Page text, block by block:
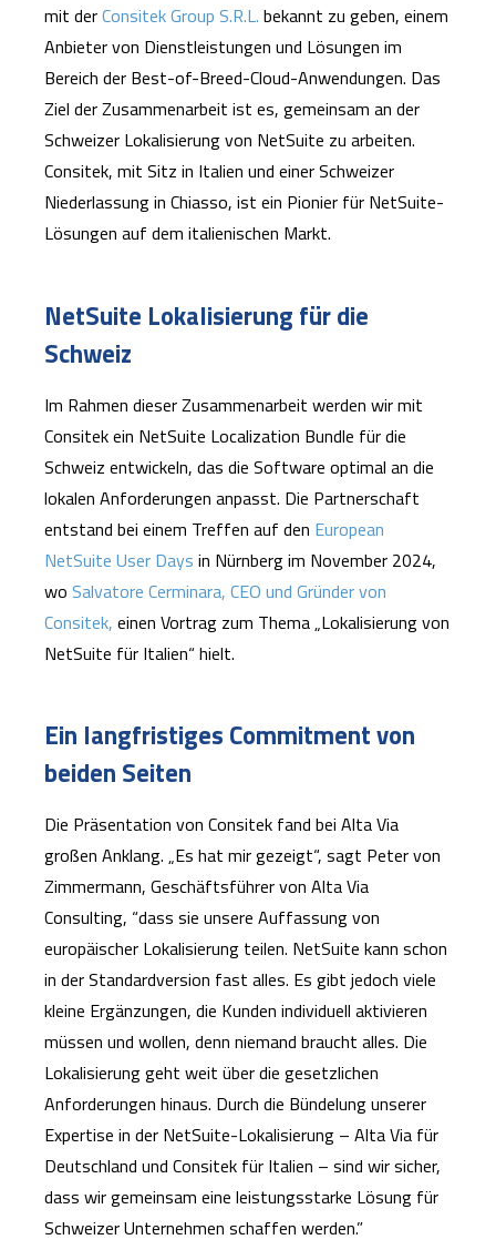
mit derConsitek Group S.R.L. bekannt zu geben, einem
Anbieter von Dienstleistungen und Lösungen im
Bereich der Best-of-Breed-Cloud-Anwendungen. Das
Ziel der Zusammenarbeit ist es, gemeinsam an der
Schweizer Lokalisierung von NetSuite zu arbeiten.
Consitek, mit Sitz in Italien und einer Schweizer
Niederlassung in Chiasso, ist ein Pionier für NetSuite-
Lösungen auf dem italienischen Markt.
NetSuite Lokalisierung für die
Schweiz
Im Rahmen dieser Zusammenarbeit werden wir mit
Consitek ein NetSuite Localization Bundle für die
Schweiz entwickeln, das die Software optimal an die
lokalen Anforderungen anpasst. Die Partnerschaft
entstand bei einem Treffen auf den European
NetSuite User Days in Nürnberg im November 2024,
wo Salvatore Cerminara, CEO und Gründer von
Consitek, einen Vortrag zum Thema „Lokalisierung von
NetSuite für Italien“ hielt.
Ein langfristiges Commitment von
beiden Seiten
Die Präsentation von Consitek fand bei Alta Via
großen Anklang. „Es hat mir gezeigt“, sagt Peter von
Zimmermann, Geschäftsführer von Alta Via
Consulting, “dass sie unsere Auffassung von
europäischer Lokalisierung teilen. NetSuite kann schon
in der Standardversion fast alles. Es gibt jedoch viele
kleine Ergänzungen, die Kunden individuell aktivieren
müssen und wollen, denn niemand braucht alles. Die
Lokalisierung geht weit über die gesetzlichen
Anforderungen hinaus. Durch die Bündelung unserer
Expertise in der NetSuite-Lokalisierung – Alta Via für
Deutschland und Consitek für Italien – sind wir sicher,
dass wir gemeinsam eine leistungsstarke Lösung für
Schweizer Unternehmen schaffen werden.”